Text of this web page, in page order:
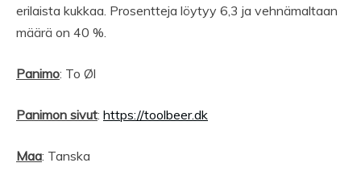
erilaista kukkaa. Prosentteja löytyy 6,3 ja vehnämaltaan
määrä on 40 %.
Panimo: To Øl
Panimon sivut: https://toolbeer.dk
Maa: Tanska